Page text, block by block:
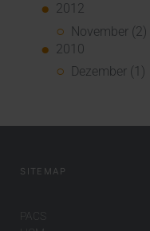
2012
November (2)
2010
Dezember (1)
SITEMAP
PACS